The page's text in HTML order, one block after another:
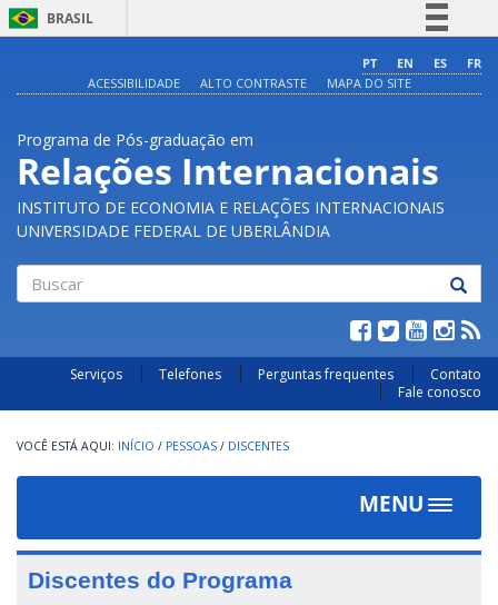
BRASIL
Comunica BR
Acesso à informação
Legislação
PT EN ES
FR
ACESSIBILIDADE
ALTO CONTRASTE MAPA DO SITE
Programa de Pós-graduação em
Relações Internacionais
INSTITUTO DE ECONOMIA E RELAÇÕES INTERNACIONAIS
UNIVERSIDADE FEDERAL DE UBERLÂNDIA
Serviços Telefones Perguntas frequentes
Contato
Fale conosco
INÍCIO / PESSOAS / DISCENTES
MENU
Toggle
Discentes do Programa